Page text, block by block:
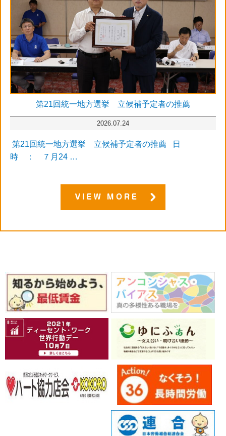
第21回統一地方選挙 立候補予定者の推薦
2026.07.24
第21回統一地方選挙 立候補予定者の推薦 日
時 ： ７月24 …